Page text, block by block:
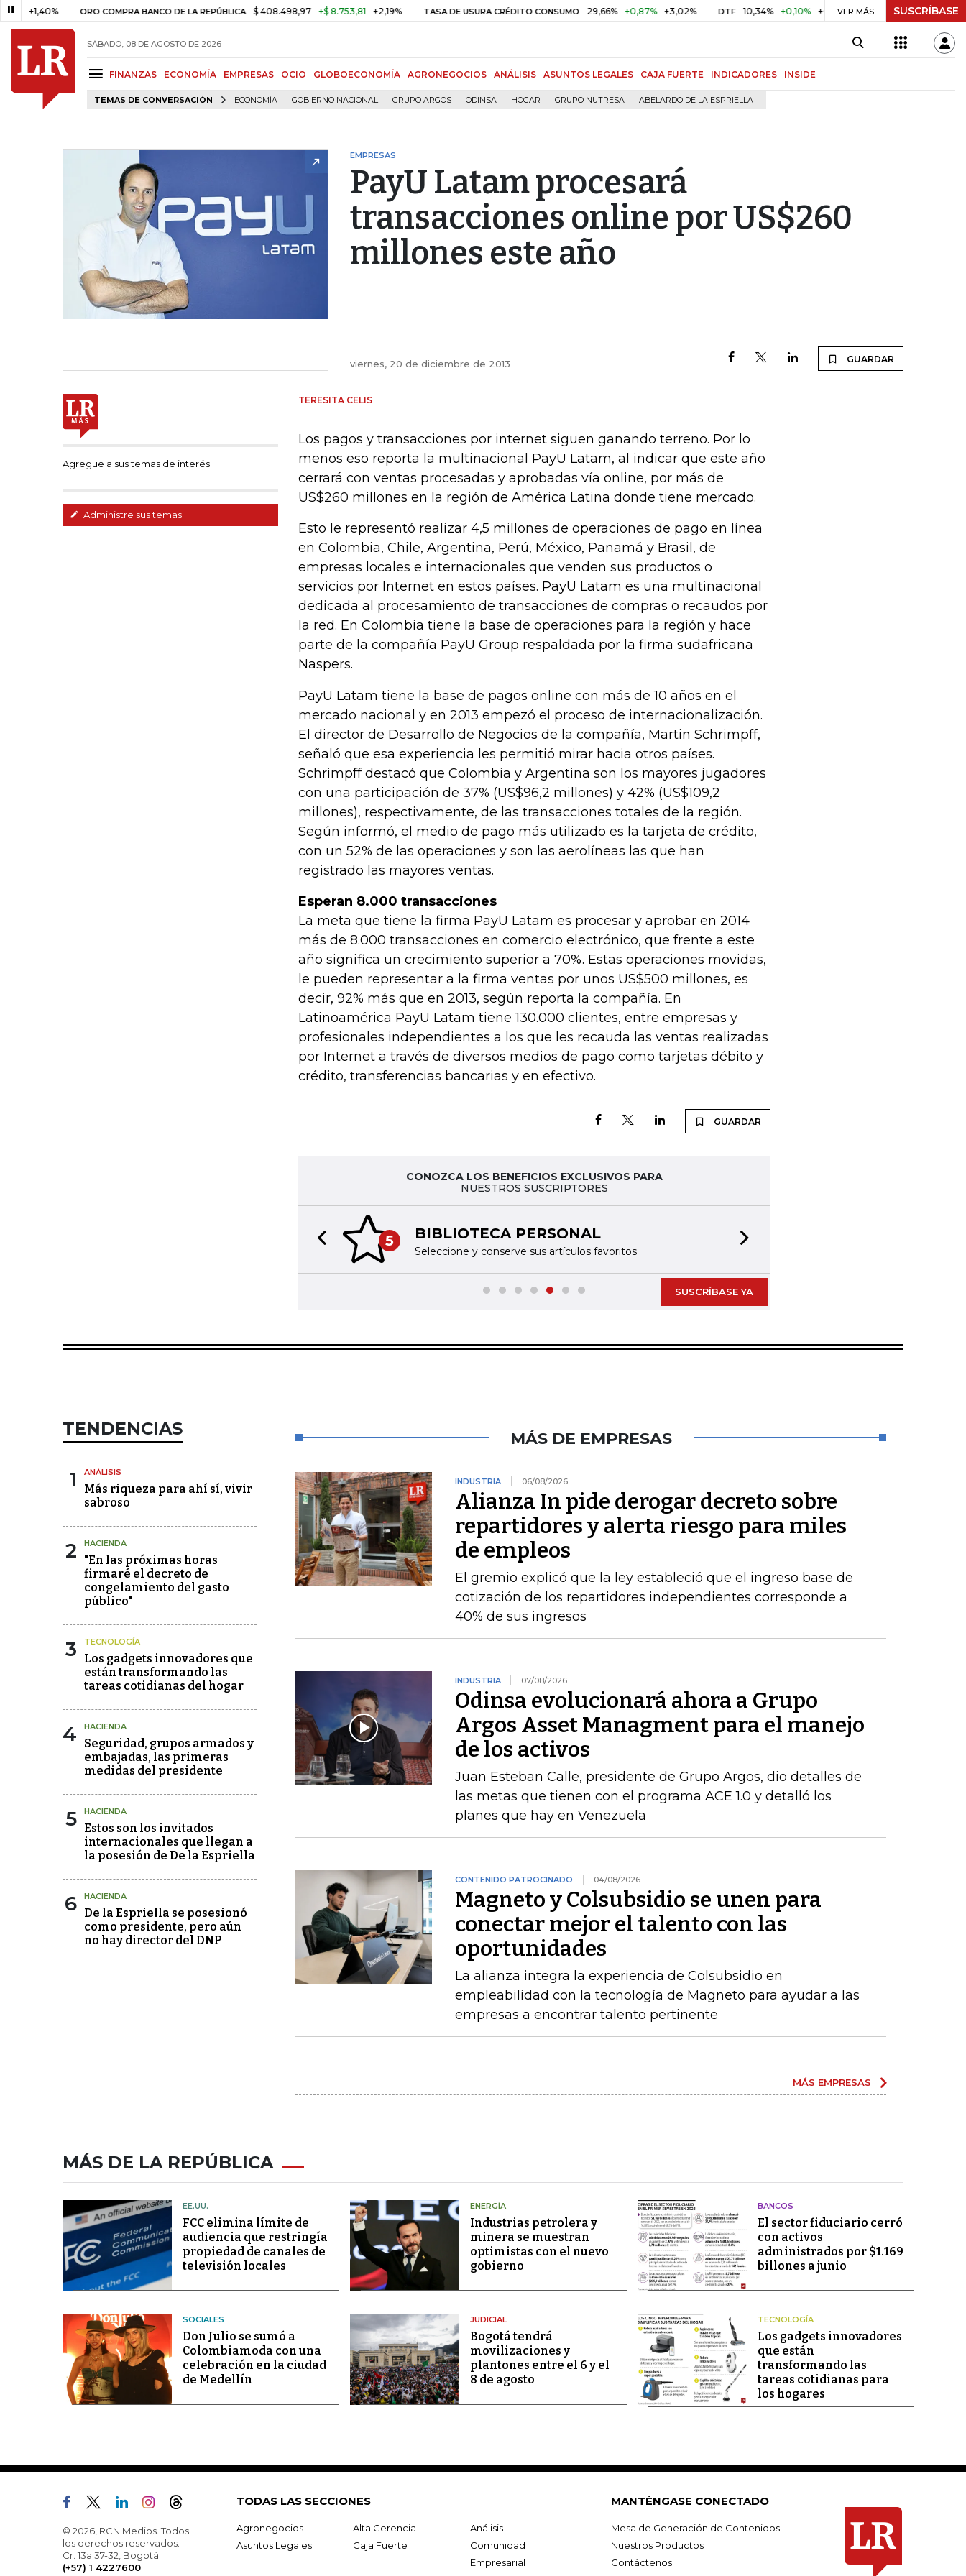
ORO COMPRA BANCO DE LA REPÚBLICA $ 408.498,97 +$ 8.753,81 +2,19% TASA DE USURA CRÉDITO CONSUMO 29,66% +0,87% +3,02% DTF 10,34% +0,10% +0,98% UVR $ 416,96 +$ 0,05
VER MÁS SUSCRÍBASE
SÁBADO, 08 DE AGOSTO DE 2026
FINANZAS ECONOMÍA EMPRESAS OCIO GLOBOECONOMÍA AGRONEGOCIOS ANÁLISIS ASUNTOS LEGALES CAJA FUERTE INDICADORES INSIDE
TEMAS DE CONVERSACIÓN ECONOMÍA GOBIERNO NACIONAL GRUPO ARGOS ODINSA HOGAR GRUPO NUTRESA ABELARDO DE LA ESPRIELLA
EMPRESAS
PayU Latam procesará
transacciones online por US$260
millones este año
viernes, 20 de diciembre de 2013 GUARDAR
Agregue a sus temas de interés
Administre sus temas
TERESITA CELIS
Los pagos y transacciones por internet siguen ganando terreno. Por lo
menos eso reporta la multinacional PayU Latam, al indicar que este año
cerrará con ventas procesadas y aprobadas vía online, por más de
US$260 millones en la región de América Latina donde tiene mercado.
Esto le representó realizar 4,5 millones de operaciones de pago en línea
en Colombia, Chile, Argentina, Perú, México, Panamá y Brasil, de
empresas locales e internacionales que venden sus productos o
servicios por Internet en estos países. PayU Latam es una multinacional
dedicada al procesamiento de transacciones de compras o recaudos por
la red. En Colombia tiene la base de operaciones para la región y hace
parte de la compañía PayU Group respaldada por la firma sudafricana
Naspers.
PayU Latam tiene la base de pagos online con más de 10 años en el
mercado nacional y en 2013 empezó el proceso de internacionalización.
El director de Desarrollo de Negocios de la compañía, Martin Schrimpff,
señaló que esa experiencia les permitió mirar hacia otros países.
Schrimpff destacó que Colombia y Argentina son los mayores jugadores
con una participación de 37% (US$96,2 millones) y 42% (US$109,2
millones), respectivamente, de las transacciones totales de la región.
Según informó, el medio de pago más utilizado es la tarjeta de crédito,
con un 52% de las operaciones y son las aerolíneas las que han
registrado las mayores ventas.
Esperan 8.000 transacciones
La meta que tiene la firma PayU Latam es procesar y aprobar en 2014
más de 8.000 transacciones en comercio electrónico, que frente a este
año significa un crecimiento superior a 70%. Estas operaciones movidas,
le pueden representar a la firma ventas por unos US$500 millones, es
decir, 92% más que en 2013, según reporta la compañía. En
Latinoamérica PayU Latam tiene 130.000 clientes, entre empresas y
profesionales independientes a los que les recauda las ventas realizadas
por Internet a través de diversos medios de pago como tarjetas débito y
crédito, transferencias bancarias y en efectivo.
GUARDAR
CONOZCA LOS BENEFICIOS EXCLUSIVOS PARA
NUESTROS SUSCRIPTORES
5 BIBLIOTECA PERSONAL
Seleccione y conserve sus artículos favoritos
Previous slide
SUSCRÍBASE YA
TENDENCIAS
1 ANÁLISIS
Más riqueza para ahí sí, vivir
sabroso
2 HACIENDA
"En las próximas horas
firmaré el decreto de
congelamiento del gasto
público"
3 TECNOLOGÍA
Los gadgets innovadores que
están transformando las
tareas cotidianas del hogar
4 HACIENDA
Seguridad, grupos armados y
embajadas, las primeras
medidas del presidente
5 HACIENDA
Estos son los invitados
internacionales que llegan a
la posesión de De la Espriella
6 HACIENDA
De la Espriella se posesionó
como presidente, pero aún
no hay director del DNP
MÁS DE EMPRESAS
INDUSTRIA 06/08/2026
Alianza In pide derogar decreto sobre
repartidores y alerta riesgo para miles
de empleos
El gremio explicó que la ley estableció que el ingreso base de
cotización de los repartidores independientes corresponde a
40% de sus ingresos
INDUSTRIA 07/08/2026
Odinsa evolucionará ahora a Grupo
Argos Asset Managment para el manejo
de los activos
Juan Esteban Calle, presidente de Grupo Argos, dio detalles de
las metas que tienen con el programa ACE 1.0 y detalló los
planes que hay en Venezuela
CONTENIDO PATROCINADO 04/08/2026
Magneto y Colsubsidio se unen para
conectar mejor el talento con las
oportunidades
La alianza integra la experiencia de Colsubsidio en
empleabilidad con la tecnología de Magneto para ayudar a las
empresas a encontrar talento pertinente
MÁS EMPRESAS
MÁS DE LA REPÚBLICA
EE.UU.
FCC elimina límite de
audiencia que restringía
propiedad de canales de
televisión locales
ENERGÍA
Industrias petrolera y
minera se muestran
optimistas con el nuevo
gobierno
BANCOS
El sector fiduciario cerró
con activos
administrados por $1.169
billones a junio
SOCIALES
Don Julio se sumó a
Colombiamoda con una
celebración en la ciudad
de Medellín
JUDICIAL
Bogotá tendrá
movilizaciones y
plantones entre el 6 y el
8 de agosto
TECNOLOGÍA
Los gadgets innovadores
que están
transformando las
tareas cotidianas para
los hogares
© 2026, RCN Medios. Todos
los derechos reservados.
Cr. 13a 37-32, Bogotá
(+57) 1 4227600
TODAS LAS SECCIONES
Agronegocios Alta Gerencia
Análisis
Asuntos Legales
Caja Fuerte
Comunidad
Empresarial
MANTÉNGASE CONECTADO
Mesa de Generación de Contenidos
Nuestros Productos
Contáctenos